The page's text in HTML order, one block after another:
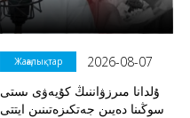
Жаңалықтар
2026-08-07
ۇلدانا مىرزۋاننىڭ كۇيەۋى ىستى
سوڭىنا دەيىن جەتكىزەتىنىن ايتتى